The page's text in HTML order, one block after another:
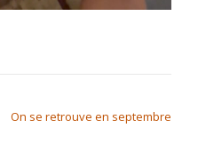
On se retrouve en septembre